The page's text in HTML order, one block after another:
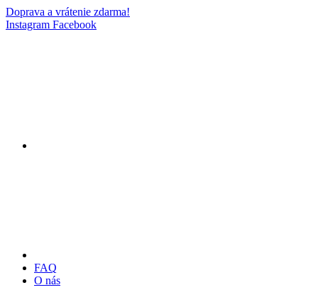
Doprava a vrátenie zdarma!
Instagram Facebook
FAQ
O nás